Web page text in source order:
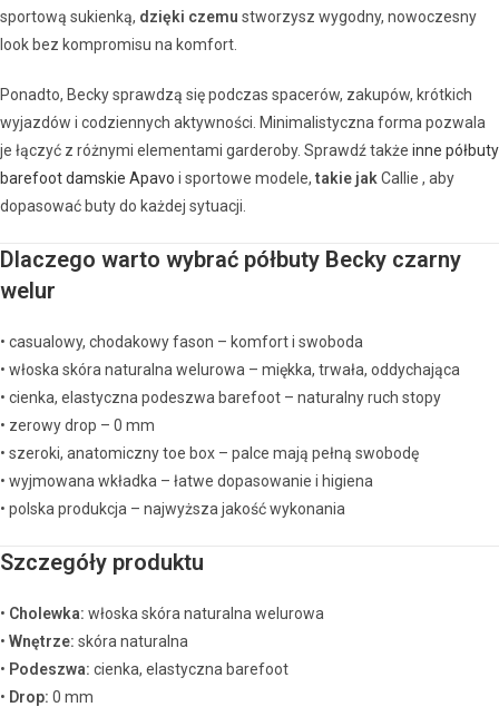
sportową sukienką, dzięki czemu stworzysz wygodny, nowoczesny
look bez kompromisu na komfort.
Ponadto, Becky sprawdzą się podczas spacerów, zakupów, krótkich
wyjazdów i codziennych aktywności. Minimalistyczna forma pozwala
je łączyć z różnymi elementami garderoby. Sprawdź także inne półbuty
barefoot damskie Apavo i sportowe modele, takie jak Callie , aby
dopasować buty do każdej sytuacji.
Dlaczego warto wybrać półbuty Becky czarny
welur
• casualowy, chodakowy fason – komfort i swoboda
• włoska skóra naturalna welurowa – miękka, trwała, oddychająca
• cienka, elastyczna podeszwa barefoot – naturalny ruch stopy
• zerowy drop – 0 mm
• szeroki, anatomiczny toe box – palce mają pełną swobodę
• wyjmowana wkładka – łatwe dopasowanie i higiena
• polska produkcja – najwyższa jakość wykonania
Szczegóły produktu
• Cholewka: włoska skóra naturalna welurowa
• Wnętrze: skóra naturalna
• Podeszwa: cienka, elastyczna barefoot
• Drop: 0 mm